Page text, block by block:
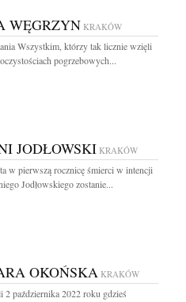
WĘGRZYN KRAKÓW
Wszystkim, którzy tak licznie wzięli
pogrzebowych...
JODŁOWSKI KRAKÓW
w pierwszą rocznicę śmierci w intencji
Jodłowskiego zostanie...
OKOŃSKA KRAKÓW
2 października 2022 roku gdzieś